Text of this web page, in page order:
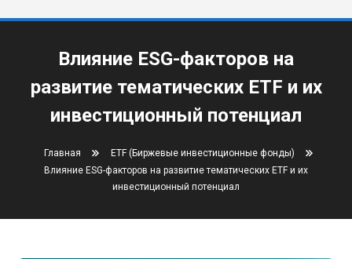
Влияние ESG-факторов на
развитие тематических ETF и их
инвестиционный потенциал
Главная
ETF (Биржевые инвестиционные фонды)
Влияние ESG-факторов на развитие тематических ETF и их
инвестиционный потенциал